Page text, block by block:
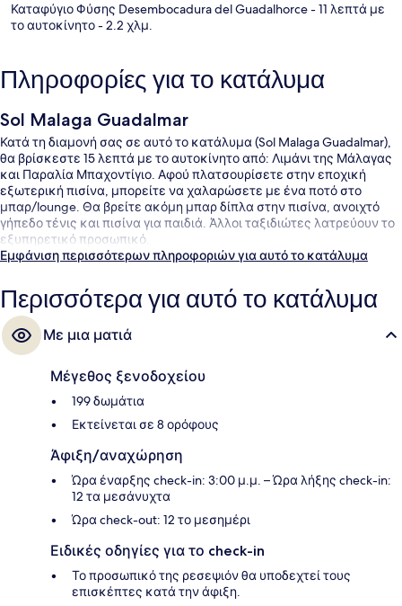
Καταφύγιο Φύσης Desembocadura del Guadalhorce- 11 λεπτά με
το αυτοκίνητο- 2.2 χλμ.
Πληροφορίες για το κατάλυμα
Sol Malaga Guadalmar
Κατά τη διαμονή σας σε αυτό το κατάλυμα (Sol Malaga Guadalmar),
θα βρίσκεστε 15 λεπτά με το αυτοκίνητο από: Λιμάνι της Μάλαγας
και Παραλία Μπαχοντίγιο. Αφού πλατσουρίσετε στην εποχική
εξωτερική πισίνα, μπορείτε να χαλαρώσετε με ένα ποτό στο
μπαρ/lounge. Θα βρείτε ακόμη μπαρ δίπλα στην πισίνα, ανοιχτό
γήπεδο τένις και πισίνα για παιδιά. Άλλοι ταξιδιώτες λατρεύουν το
εξυπηρετικό προσωπικό.
Εμφάνιση περισσότερων πληροφοριών για αυτό το κατάλυμα
Περισσότερα για αυτό το κατάλυμα
Με μια ματιά
Μέγεθος ξενοδοχείου
199 δωμάτια
Εκτείνεται σε 8 ορόφους
Άφιξη/αναχώρηση
Ώρα έναρξης check-in: 3:00 μ.μ. – Ώρα λήξης check-in:
12 τα μεσάνυχτα
Ώρα check-out: 12 το μεσημέρι
Ειδικές οδηγίες για το check-in
Το προσωπικό της ρεσεψιόν θα υποδεχτεί τους
επισκέπτες κατά την άφιξη.